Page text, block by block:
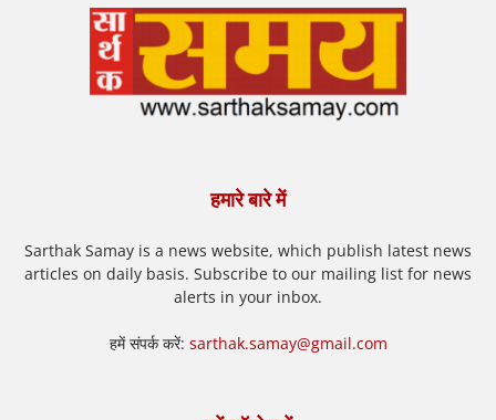
हमारे बारे में
Sarthak Samay is a news website, which publish latest news
articles on daily basis. Subscribe to our mailing list for news
alerts in your inbox.
हमें संपर्क करें: sarthak.samay@gmail.com